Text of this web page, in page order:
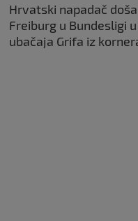
Hrvatski napadač
Freiburg u Bundesligi
ubačaja Grifa iz